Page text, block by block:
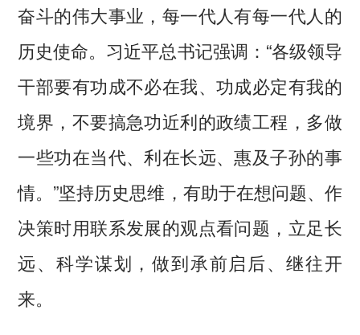
奋斗的伟大事业，每一代人有每一代人的
历史使命。习近平总书记强调：“各级领导
干部要有功成不必在我、功成必定有我的
境界，不要搞急功近利的政绩工程，多做
一些功在当代、利在长远、惠及子孙的事
情。”坚持历史思维，有助于在想问题、作
决策时用联系发展的观点看问题，立足长
远、科学谋划，做到承前启后、继往开
来。